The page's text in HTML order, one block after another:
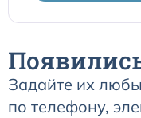
Задайте их
по телефону,